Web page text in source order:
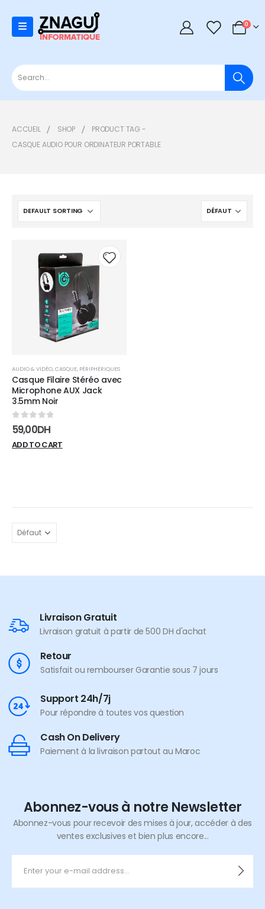
0 0
ACCUEIL SHOP
PRODUCT TAG -
CASQUE AUDIO POUR ORDINATEUR PORTABLE
wishlist
AUDIO & VIDÉO,CASQUE, PÉRIPHÉRIQUES
Casque Filaire Stéréo avec
Microphone AUX Jack
3.5mm Noir
0sur 5
59,00DH
ADD TO CART
Livraison Gratuit
Livraison gratuit à partir de 500 DH d'achat
Retour
Satisfait ou rembourser Garantie sous 7 jours
Support 24h/7j
Pour répondre à toutes vos question
Cash On Delivery
Paiement à la livraison partout au Maroc
Abonnez-vous à notre Newsletter
Abonnez-vous pour recevoir des mises à jour, accéder à des
ventes exclusives et bien plus encore...